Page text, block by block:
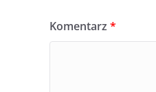
Komentarz *